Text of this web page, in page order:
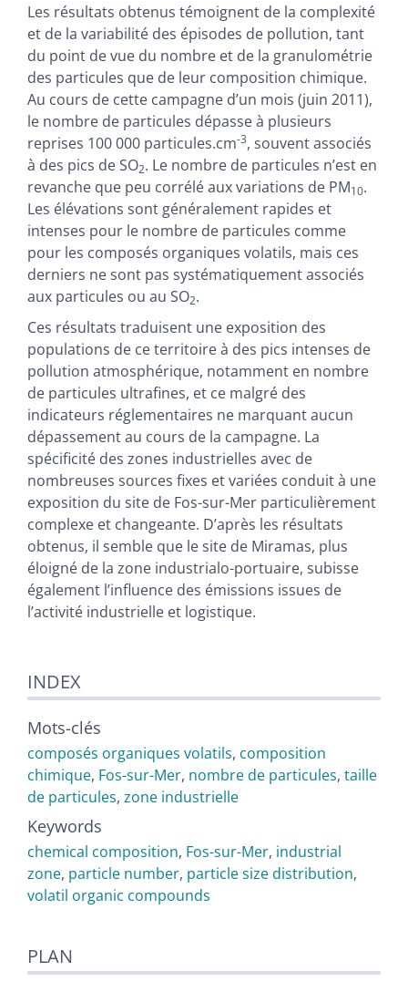
Les résultats obtenus témoignent de la complexité
et de la variabilité des épisodes de pollution, tant
du point de vue du nombre et de la granulométrie
des particules que de leur composition chimique.
Au cours de cette campagne d’un mois (juin 2011),
le nombre de particules dépasse à plusieurs
reprises 100 000 particules.cm-3, souvent associés
à des pics de SO2. Le nombre de particules n’est en
revanche que peu corrélé aux variations de PM10.
Les élévations sont généralement rapides et
intenses pour le nombre de particules comme
pour les composés organiques volatils, mais ces
derniers ne sont pas systématiquement associés
aux particules ou au SO2.
Ces résultats traduisent une exposition des
populations de ce territoire à des pics intenses de
pollution atmosphérique, notamment en nombre
de particules ultrafines, et ce malgré des
indicateurs réglementaires ne marquant aucun
dépassement au cours de la campagne. La
spécificité des zones industrielles avec de
nombreuses sources fixes et variées conduit à une
exposition du site de Fos-sur-Mer particulièrement
complexe et changeante. D’après les résultats
obtenus, il semble que le site de Miramas, plus
éloigné de la zone industrialo-portuaire, subisse
également l’influence des émissions issues de
l’activité industrielle et logistique.
INDEX
Mots-clés
composés organiques volatils, composition
chimique, Fos-sur-Mer, nombre de particules, taille
de particules, zone industrielle
Keywords
chemical composition, Fos-sur-Mer, industrial
zone, particle number, particle size distribution,
volatil organic compounds
PLAN